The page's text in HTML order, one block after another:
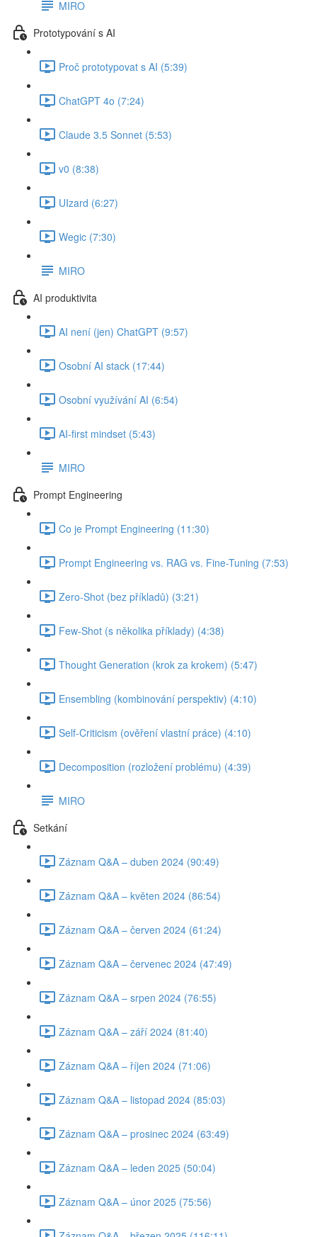
MIRO
Prototypování s AI
Proč prototypovat s AI (5:39)
ChatGPT 4o (7:24)
Claude 3.5 Sonnet (5:53)
v0 (8:38)
UIzard (6:27)
Wegic (7:30)
MIRO
AI produktivita
AI není (jen) ChatGPT (9:57)
Osobní AI stack (17:44)
Osobní využívání AI (6:54)
AI-first mindset (5:43)
MIRO
Prompt Engineering
Co je Prompt Engineering (11:30)
Prompt Engineering vs. RAG vs. Fine-Tuning (7:53)
Zero-Shot (bez příkladů) (3:21)
Few-Shot (s několika příklady) (4:38)
Thought Generation (krok za krokem) (5:47)
Ensembling (kombinování perspektiv) (4:10)
Self-Criticism (ověření vlastní práce) (4:10)
Decomposition (rozložení problému) (4:39)
MIRO
Setkání
Záznam Q&A – duben 2024 (90:49)
Záznam Q&A – květen 2024 (86:54)
Záznam Q&A – červen 2024 (61:24)
Záznam Q&A – červenec 2024 (47:49)
Záznam Q&A – srpen 2024 (76:55)
Záznam Q&A – září 2024 (81:40)
Záznam Q&A – říjen 2024 (71:06)
Záznam Q&A – listopad 2024 (85:03)
Záznam Q&A – prosinec 2024 (63:49)
Záznam Q&A – leden 2025 (50:04)
Záznam Q&A – únor 2025 (75:56)